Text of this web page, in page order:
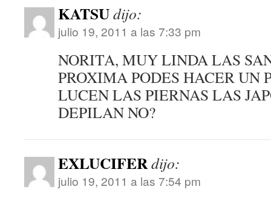
KATSUdijo:
julio 19, 2011 a las 7:33 pm
NORITA, MUY LINDA LAS
PROXIMA PODES HACER UN
LUCEN LAS PIERNAS LAS
DEPILAN NO?
EXLUCIFERdijo:
julio 19, 2011 a las 7:54 pm